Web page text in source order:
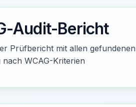
Audit-Bericht
Prüfbericht mit allen
nach WCAG-Kriterien